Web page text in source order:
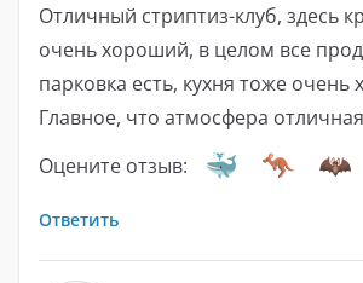
Отличный стриптиз-клуб, здесь
очень хороший, в целом все
парковка есть, кухня тоже очень
Главное, что атмосфера
Оцените отзыв:
Ответить